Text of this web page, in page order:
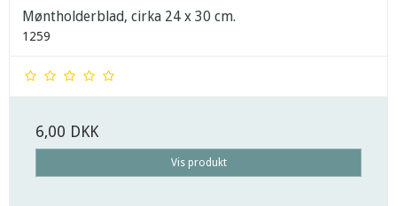
Møntholderblad, cirka 24 x 30 cm.
1259
6,00 DKK
Vis produkt